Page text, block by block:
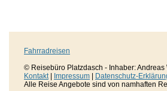
Fahrradreisen
© Reisebüro Platzdasch - Inhaber:
Kontakt| Impressum
Datenschutz-
Alle Reise Angebote sind von namhaften